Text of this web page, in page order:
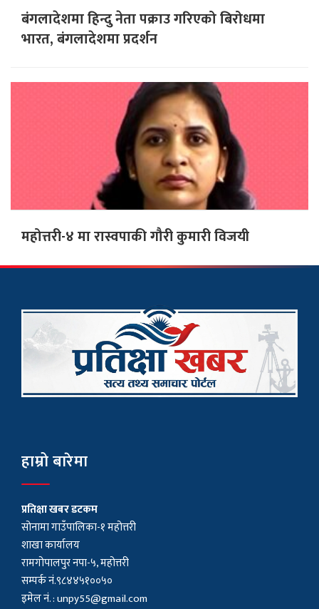
बंगलादेशमा हिन्दु नेता पक्राउ गरिएको बिरोधमा
भारत, बंगलादेशमा प्रदर्शन
महोत्तरी-४ मा रास्वपाकी गौरी कुमारी विजयी
हाम्रो बारेमा
प्रतिक्षा खबर डटकम
सोनामा गाउँपालिका-१ महोत्तरी
शाखा कार्यालय
रामगोपालपुर नपा-५, महोत्तरी
सम्पर्क नं.९८४४५१००५०
इमेल नं. :unpy55@gmail.com